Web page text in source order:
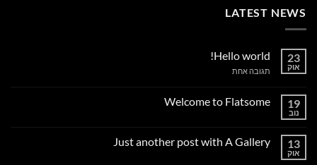
LATEST NEWS
23
אוק
Hello world!
תגובה אחתעל
19
נוב
Welcome to Flatsome
Welcome
13
אוק
Just another post with A Gallery